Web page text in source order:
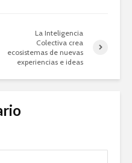
La Inteligencia
Colectiva crea
ecosistemas de nuevas
experiencias e ideas